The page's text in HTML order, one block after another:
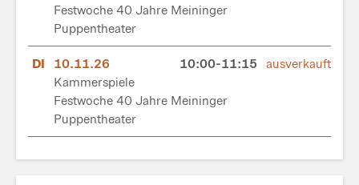
Festwoche 40 Jahre Meininger
Puppentheater
DI 10.11.26
10:00-11:15
Kammerspiele
Festwoche 40 Jahre Meininger
Puppentheater
ausverkauft